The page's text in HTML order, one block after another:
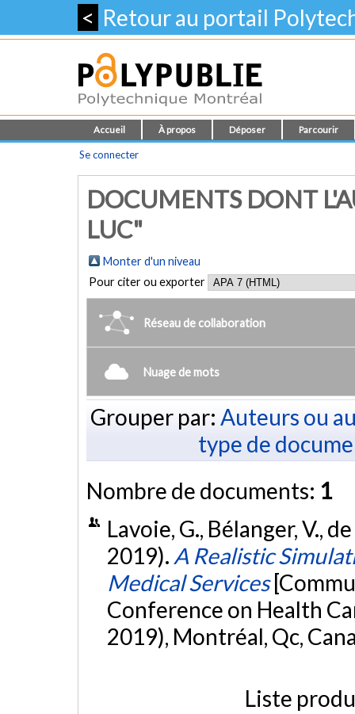
< Retour au portail
Accueil À propos Déposer Parcourir
Se connecter
DOCUMENTS DONT
LUC"
Monter d'un niveau
Pour citer ou exporter
Réseau de collaboration
Nuage de mots
Grouper par: Auteurs ou
type de
Nombre de documents: 1
Lavoie, G., Bélanger, V.,
2019). A Realistic
Medical Services
Conference on Health
2019), Montréal, Qc,
Liste